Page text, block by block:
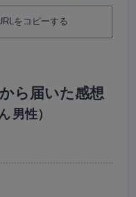
をコピーする
ら届いた感想
男性）